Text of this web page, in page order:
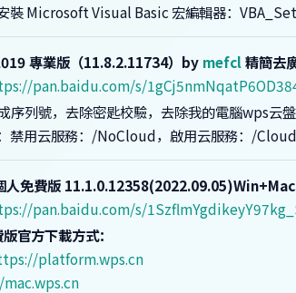
裝 Microsoft Visual Basic 宏編輯器：
專業版（11.8.2.11734）by mefcl精簡去
pan.baidu.com/s/
序列號，去除密匙校驗，去除我的電腦wps
禁用云服務：/NoCloud，啟用云服務：/Cloud
人免費版
pan.baidu.com/s/
官方下載方式：
platform.wps.cn